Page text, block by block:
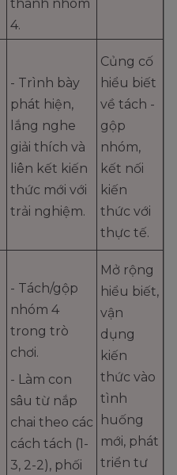
thành nhóm
4.
- Trình bày
phát hiện,
lắng nghe
giải thích và
liên kết kiến
thức mới với
trải nghiệm.
Củng cố
hiểu biết
về tách -
gộp
nhóm,
kết nối
kiến
thức với
thực tế.
- Tách/gộp
nhóm 4
trong trò
chơi.
- Làm con
sâu từ nắp
chai theo các
cách tách (1-
3, 2-2), phối
Mở rộng
hiểu biết,
vận
dụng
kiến
thức vào
tình
huống
mới, phát
triển tư